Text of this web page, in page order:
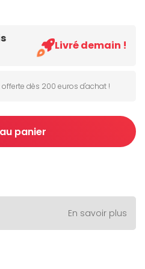
Livré demain !
dès 200 euros d'achat !
panier
En savoir plus